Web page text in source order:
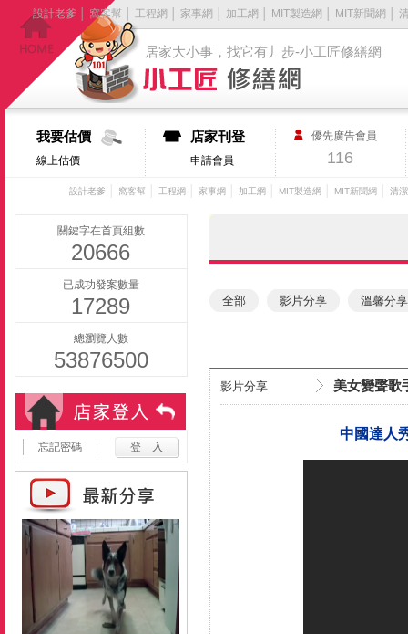
居家大小事，找它有丿步-小工匠修繕網
設計老爹 窩客幫 工程網 家事網 加工網 MIT製造網 MIT新聞網
我要估價
線上估價
店家刊登
申請會員
優先廣告會員
116
設計老爹 窩客幫 工程網 家事網 加工網 MIT製造網 MIT新聞網 清
關鍵字在首頁組數
20666
已成功發案數量
17289
總瀏覽人數
53876500
忘記密碼
全部 影片分享 溫馨分享
影片分享 美女變聲歌
中國達人